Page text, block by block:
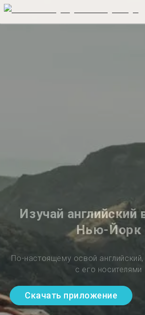
Изучай английский
Нью-Йорк
По-настоящему освой
с его носителями
Скачать приложение